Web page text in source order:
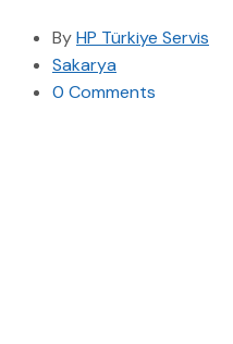
ByHP Türkiye Servis
Sakarya
0 Comments